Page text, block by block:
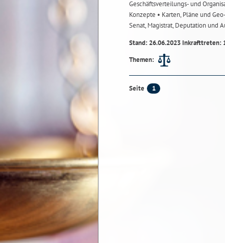
Geschäftsverteilungs- und
Konzepte • Karten, Pläne und
Senat, Magistrat, Deputation und
Stand: 26.06.2023 Inkrafttreten:
Themen:
Seite 1